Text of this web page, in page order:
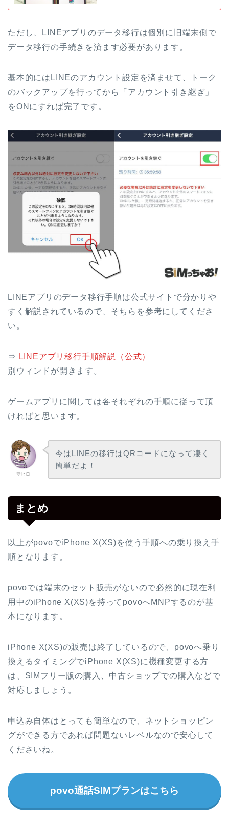
ただし、LINEアプリのデータ移行は個別に旧端末側で
データ移行の手続きを済ます必要があります。
基本的にはLINEのアカウント設定を済ませて、トーク
のバックアップを行ってから「アカウント引き継ぎ」
をONにすれば完了です。
LINEアプリのデータ移行手順は公式サイトで分かりや
すく解説されているので、そちらを参考にしてくださ
い。
⇒ LINEアプリ移行手順解説（公式）
別ウィンドが開きます。
ゲームアプリに関しては各それぞれの手順に従って頂
ければと思います。
マヒロ
今はLINEの移行はQRコードになって凄く
簡単だよ！
まとめ
以上がpovoでiPhone X(XS)を使う手順への乗り換え手
順となります。
povoでは端末のセット販売がないので必然的に現在利
用中のiPhone X(XS)を持ってpovoへMNPするのが基
本になります。
iPhone X(XS)の販売は終了しているので、povoへ乗り
換えるタイミングでiPhone X(XS)に機種変更する方
は、SIMフリー版の購入、中古ショップでの購入などで
対応しましょう。
申込み自体はとっても簡単なので、ネットショッピン
グができる方であれば問題ないレベルなので安心して
くださいね。
povo通話SIMプランはこちら